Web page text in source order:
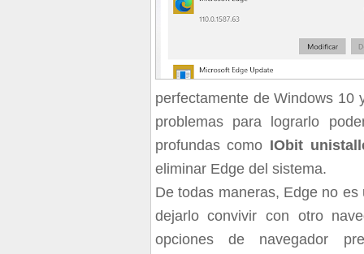
perfectamente de Windows 10
problemas para lograrlo
profundas como IObit
eliminar Edge del sistema.
De todas maneras, Edge no
dejarlo convivir con otro
opciones de navegador